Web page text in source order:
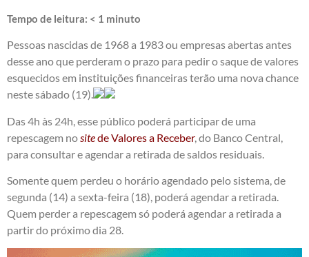
Tempo de leitura: < 1 minuto
Pessoas nascidas de 1968 a 1983 ou empresas abertas antes
desse ano que perderam o prazo para pedir o saque de valores
esquecidos em instituições financeiras terão uma nova chance
neste sábado (19).
Das 4h às 24h, esse público poderá participar de uma
repescagem no sitede Valores a Receber, do Banco Central,
para consultar e agendar a retirada de saldos residuais.
Somente quem perdeu o horário agendado pelo sistema, de
segunda (14) a sexta-feira (18), poderá agendar a retirada.
Quem perder a repescagem só poderá agendar a retirada a
partir do próximo dia 28.